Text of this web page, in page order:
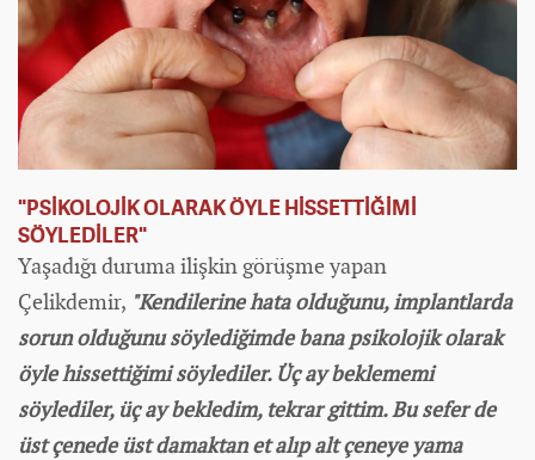
"PSİKOLOJİK OLARAK ÖYLE HİSSETTİĞİMİ
SÖYLEDİLER"
Yaşadığı duruma ilişkin görüşme yapan
Çelikdemir, "Kendilerine hata olduğunu, implantlarda
sorun olduğunu söylediğimde bana psikolojik olarak
öyle hissettiğimi söylediler. Üç ay beklememi
söylediler, üç ay bekledim, tekrar gittim. Bu sefer de
üst çenede üst damaktan et alıp alt çeneye yama